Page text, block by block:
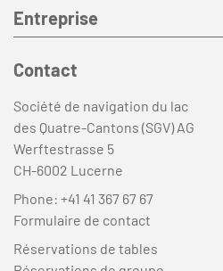
Entreprise
Contact
Société de navigation du lac
des Quatre-Cantons (SGV) AG
Werftestrasse 5
CH-6002 Lucerne
Phone: +41 41 367 67 67
Formulaire de contact
Réservations de tables